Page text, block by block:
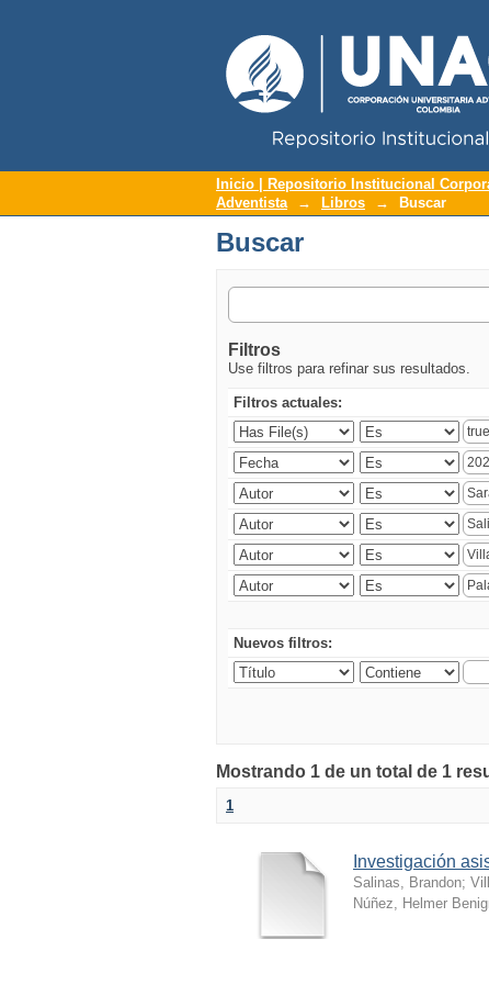
Buscar
Inicio | Repositorio Institucional
Adventista
→ Libros → Buscar
Buscar
Filtros
Use filtros para refinar sus resultados.
Filtros actuales:
Nuevos filtros:
Mostrando 1 de un total de 1
1
Investigación
Salinas, Brandon;
Núñez, Helmer